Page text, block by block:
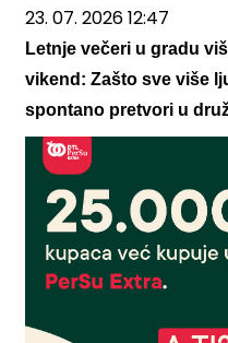
23. 07. 2026 12:47
Letnje večeri u gradu
vikend: Zašto sve više
spontano pretvori u